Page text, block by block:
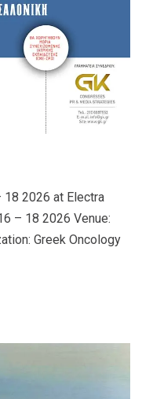
2026 at Electra
– 18 2026 Venue:
Greek Oncology